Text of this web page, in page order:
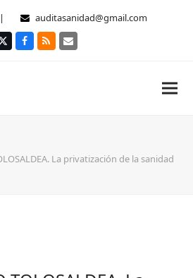
auditasanidad@gmail.com
TwitterFacebook
RSS Correo
La privatización de la sanidad